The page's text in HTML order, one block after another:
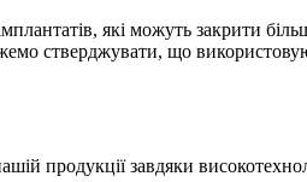
які можуть закрити
стверджувати, що
продукції завдяки